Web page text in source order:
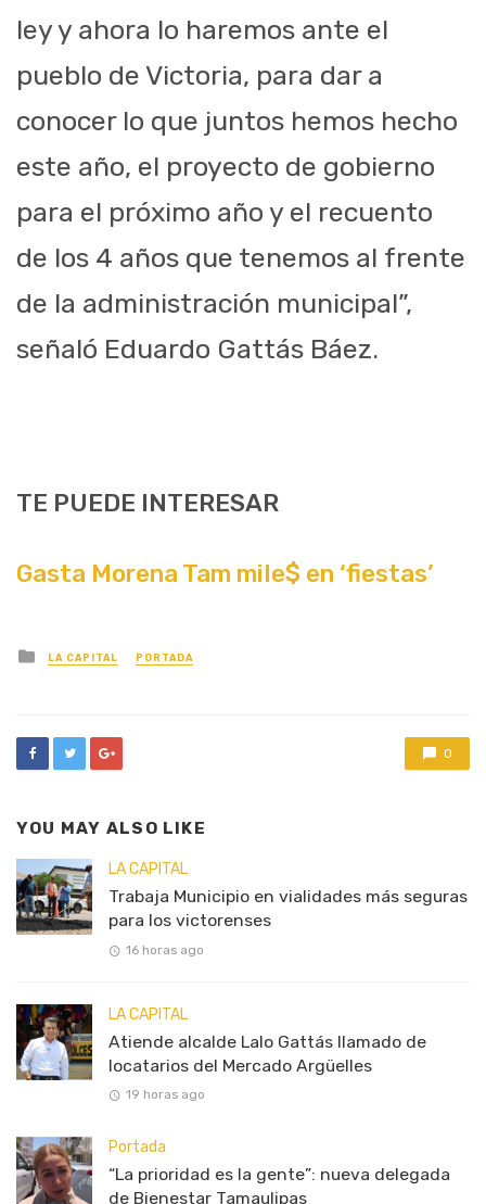
ley y ahora lo haremos ante el
pueblo de Victoria, para dar a
conocer lo que juntos hemos hecho
este año, el proyecto de gobierno
para el próximo año y el recuento
de los 4 años que tenemos al frente
de la administración municipal”,
señaló Eduardo Gattás Báez.
TE PUEDE INTERESAR
Gasta Morena Tam mile$ en ‘fiestas’
Posted
in
LA CAPITAL PORTADA
0
YOU MAY ALSO LIKE
LA CAPITAL
Trabaja Municipio en vialidades más seguras
para los victorenses
16 horas ago
LA CAPITAL
Atiende alcalde Lalo Gattás llamado de
locatarios del Mercado Argüelles
19 horas ago
Portada
“La prioridad es la gente”: nueva delegada
de Bienestar Tamaulipas